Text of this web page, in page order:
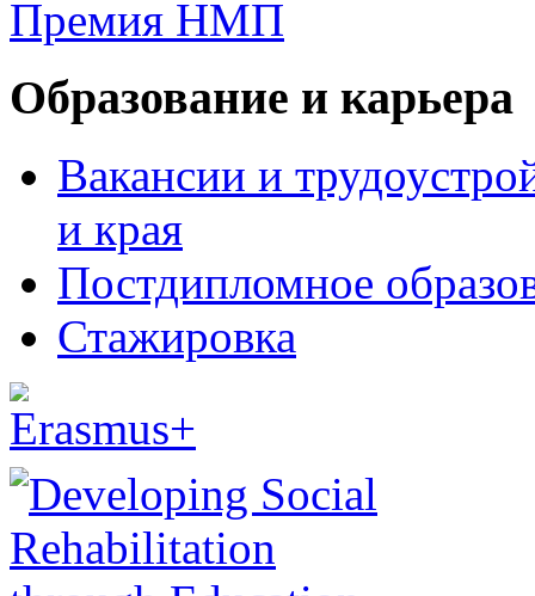
Образование и карьера
Вакансии и
и края
Постдипломное
Стажировка